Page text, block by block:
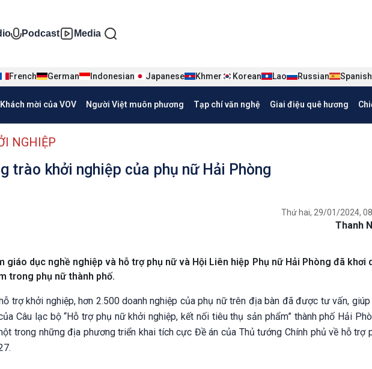
tiện tiếng Việt
Podcast Media
French German Indonesian Japanese Khmer Korean Lao Russian Spanish
Khách mời của VOV Người Việt muôn phương Tạp chí văn nghệ Giai điệu quê hương
NGHIỆP
trào khởi nghiệp của phụ nữ Hải Phòng
Thứ hai, 29/01/2024,
Thanh
giáo dục nghề nghiệp và hỗ trợ phụ nữ và Hội Liên hiệp Phụ nữ Hải Phòng đã khơi
trong phụ nữ thành phố.
trợ khởi nghiệp, hơn 2.500 doanh nghiệp của phụ nữ trên địa bàn đã được tư vấn,
Câu lạc bộ “Hỗ trợ phụ nữ khởi nghiệp, kết nối tiêu thụ sản phẩm” thành phố Hải
trong những địa phương triển khai tích cực Đề án của Thủ tướng Chính phủ về hỗ trợ